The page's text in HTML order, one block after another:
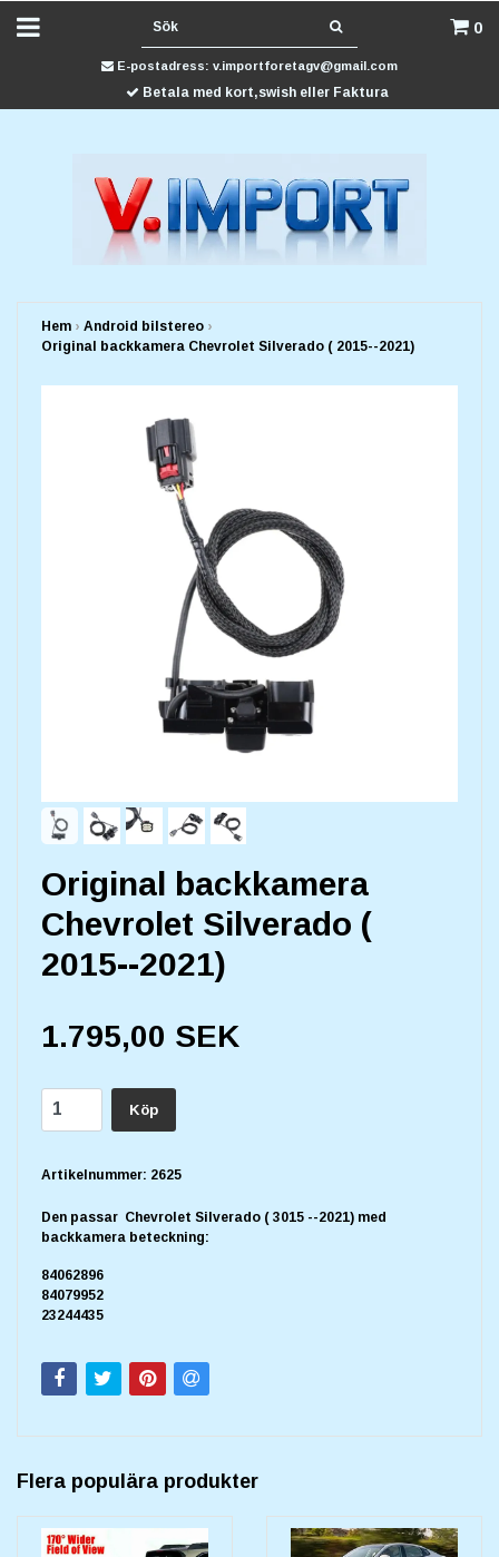
0
E-postadress: v.importforetagv@gmail.com
Betala med kort,swish eller Faktura
Hem › Android bilstereo ›
Original backkamera Chevrolet Silverado ( 2015--2021)
Original backkamera
Chevrolet Silverado (
2015--2021)
1.795,00 SEK
Köp
Artikelnummer: 2625
Den passar Chevrolet Silverado ( 3015 --2021) med
backkamera beteckning:
84062896
84079952
23244435
Flera populära produkter